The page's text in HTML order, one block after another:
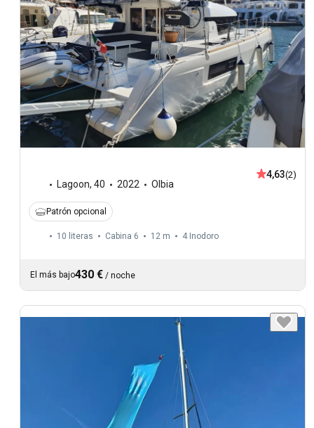
Lagoon, 40 2022 Olbia
4,63(2)
Patrón opcional
10 literas Cabina 6 12 m 4 Inodoro
El más bajo430 € / noche